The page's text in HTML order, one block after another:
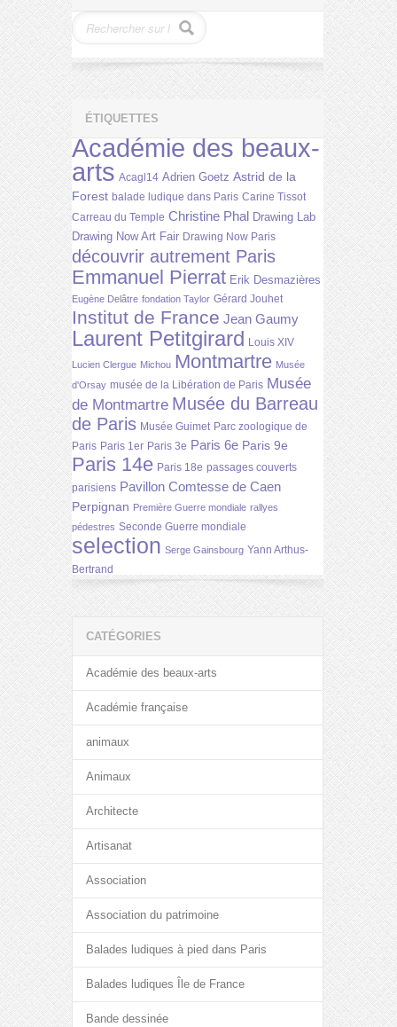
ÉTIQUETTES
Académie des beaux-
arts Acagl14 Adrien Goetz Astrid de la
Forest balade ludique dans Paris Carine Tissot
Carreau du Temple Christine Phal Drawing Lab
Drawing Now Art Fair Drawing Now Paris
découvrir autrement Paris
Emmanuel Pierrat Erik Desmazières
Eugène Delâtre fondation Taylor Gérard Jouhet
Institut de France Jean Gaumy
Laurent Petitgirard Louis XIV
Lucien Clergue Michou Montmartre Musée
d'Orsay musée de la Libération de Paris Musée
de Montmartre Musée du Barreau
de Paris Musée Guimet Parc zoologique de
Paris Paris 1er Paris 3e Paris 6e Paris 9e
Paris 14e Paris 18e passages couverts
parisiens Pavillon Comtesse de Caen
Perpignan Première Guerre mondiale rallyes
pédestres Seconde Guerre mondiale
selection Serge Gainsbourg Yann Arthus-
Bertrand
CATÉGORIES
Académie des beaux-arts
Académie française
animaux
Animaux
Architecte
Artisanat
Association
Association du patrimoine
Balades ludiques à pied dans Paris
Balades ludiques Île de France
Bande dessinée